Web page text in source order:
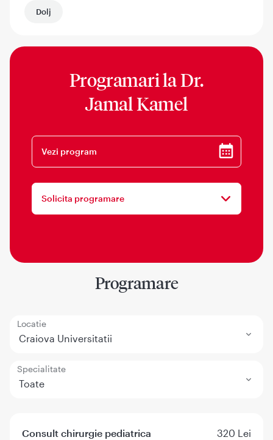
Dolj
Programari laDr.
Jamal Kamel
Vezi program
Solicita programare
Programare
Locatie
Craiova Universitatii
Specialitate
Toate
Consult chirurgie pediatrica 320 Lei